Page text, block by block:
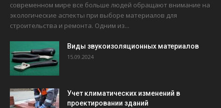
современном мире все больше людей обращают внимание на
экологические аспекты при выборе материалов для
строительства и ремонта. Одним из...
Виды звукоизоляционных материалов
15.09.2024
Учет климатических изменений в
проектировании зданий